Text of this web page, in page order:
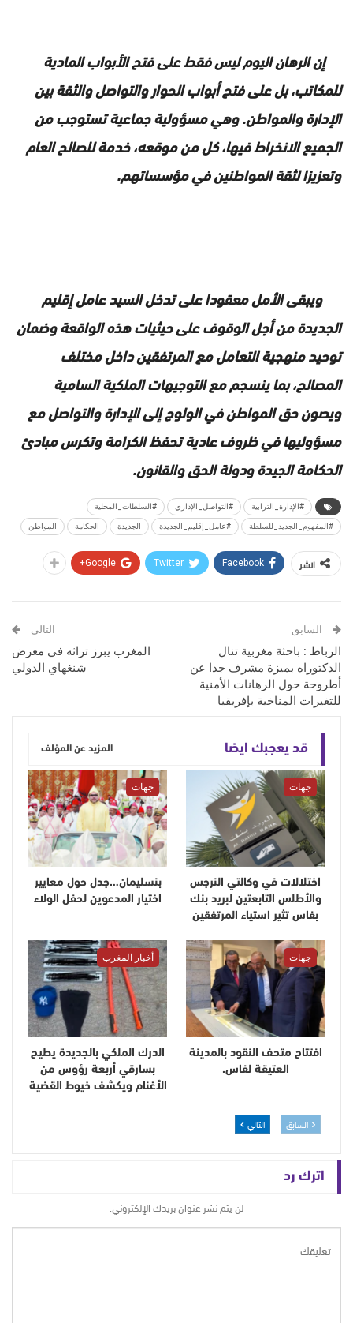
إن الرهان اليوم ليس فقط على فتح الأبواب المادية
للمكاتب، بل على فتح أبواب الحوار والتواصل والثقة بين
الإدارة والمواطن. وهي مسؤولية جماعية تستوجب من
الجميع الانخراط فيها، كل من موقعه، خدمة للصالح العام
وتعزيزا لثقة المواطنين في مؤسساتهم.
ويبقى الأمل معقودا على تدخل السيد عامل إقليم
الجديدة من أجل الوقوف على حيثيات هذه الواقعة وضمان
توحيد منهجية التعامل مع المرتفقين داخل مختلف
المصالح، بما ينسجم مع التوجيهات الملكية السامية
ويصون حق المواطن في الولوج إلى الإدارة والتواصل مع
مسؤوليها في ظروف عادية تحفظ الكرامة وتكرس مبادئ
الحكامة الجيدة ودولة الحق والقانون.
#الإدارة_الترابية #التواصل_الإداري #السلطات_المحلية
#المفهوم_الجديد_للسلطة #عامل_إقليم_الجديدة الجديدة الحكامة المواطن
انشر Facebook
Twitter
Google+
السابق
الرباط : باحثة مغربية تنال
الدكتوراه بميزة مشرف جدا عن
أطروحة حول الرهانات الأمنية
للتغيرات المناخية بإفريقيا
التالي
المغرب يبرز تراثه في معرض
شنغهاي الدولي
قد يعجبك ايضا المزيد عن المؤلف
جهات
اختلالات في وكالتي النرجس
والأطلس التابعتين لبريد بنك
بفاس تثير استياء المرتفقين
جهات
بنسليمان…جدل حول معايير
اختيار المدعوين لحفل الولاء
جهات
افتتاح متحف النقود بالمدينة
العتيقة لفاس.
أخبار المغرب
الدرك الملكي بالجديدة يطيح
بسارقي أربعة رؤوس من
الأغنام ويكشف خيوط القضية
السابق التالي
اترك رد
لن يتم نشر عنوان بريدك الإلكتروني.